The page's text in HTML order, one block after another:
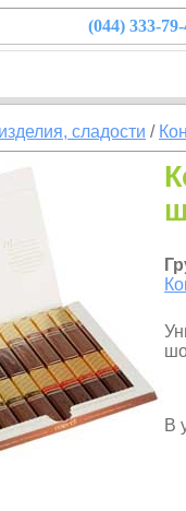
(044) 333-
сладости /
В